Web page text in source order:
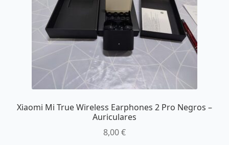
Xiaomi Mi True Wireless Earphones 2 Pro Negros –
Auriculares
8,00€